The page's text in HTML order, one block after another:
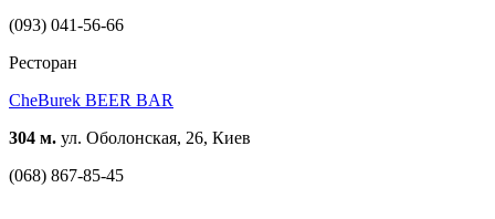
(093) 041-56-66
Ресторан
CheBurek BEER BAR
304 м. ул. Оболонская, 26, Киев
(068) 867-85-45